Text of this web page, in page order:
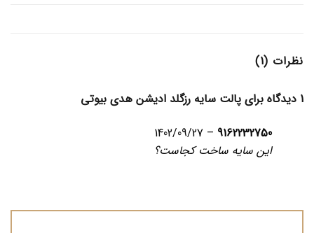
نظرات (1)
1 دیدگاه برای
پالت سایه رزگلد ادیشن هدی بیوتی
9162232750
–
1402/09/27
این سایه ساخت کجاست؟